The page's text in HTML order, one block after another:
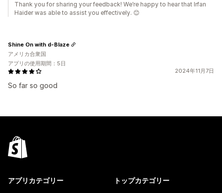
Thank you for sharing your feedback! We’re happy to hear that Irfan
Haider was able to assist you effectively. 😊
2024年11月7日
So far so good
Shine On with d-Blaze
アメリカ合衆国
アプリの使用期間：5日
アプリカテゴリー トップカテゴリー